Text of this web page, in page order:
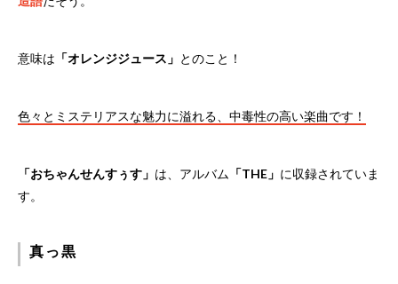
意味は 「オレンジジュース」 とのこと！
色々とミステリアスな魅力に溢れる、中毒性の高い楽曲です！
「おちゃんせんすぅす」 は、アルバム 「THE」 に収録されていま
す。
真っ黒